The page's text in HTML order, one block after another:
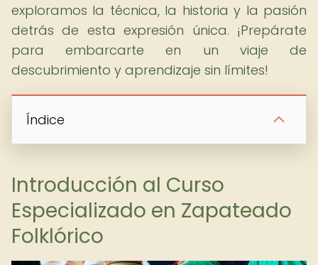
exploramos la técnica, la historia y la pasión
detrás de esta expresión única. ¡Prepárate
para embarcarte en un viaje de
descubrimiento y aprendizaje sin límites!
Índice
Introducción al Curso
Especializado en Zapateado
Folklórico